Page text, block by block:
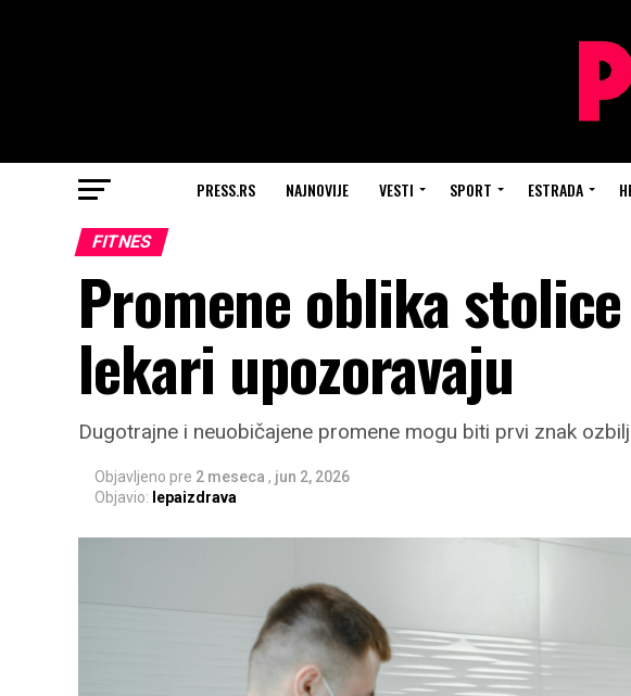
PRESS.RS NAJNOVIJE VESTI SPORT ESTRADA
FITNES
Promene oblika
lekari upozoravaju
Dugotrajne i neuobičajene promene mogu biti prvi znak
Objavljeno pre 2 meseca , jun 2, 2026
Objavio: lepaizdrava